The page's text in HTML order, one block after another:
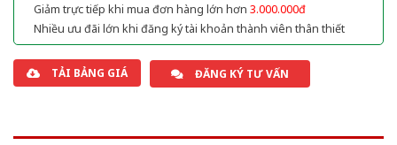
Giảm trực tiếp khi mua đơn hàng lớn hơn 3.000.000đ
Nhiều ưu đãi lớn khi đăng ký tài khoản thành viên thân thiết
TẢI BẢNG GIÁ ĐĂNG KÝ TƯ VẤN